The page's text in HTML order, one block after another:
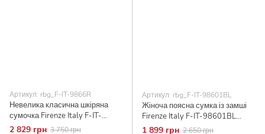
Артикул: rbg_F-IT-9866R
Невелика класична шкіряна
сумочка Firenze Italy F-IT-
9866R Червоний
2 829 грн 3 750 грн
Артикул: rbg_F-IT-98601BL
Жіноча поясна сумка із замші
Firenze Italy F-IT-98601BL
Синій
1 899 грн 2 650 грн